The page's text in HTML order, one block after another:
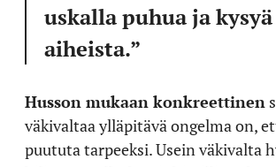
uskalla puhua ja
aiheista.”
Husson mukaan konkreettinen
väkivaltaa ylläpitävä ongelma on,
puututa tarpeeksi. Usein väkivalta